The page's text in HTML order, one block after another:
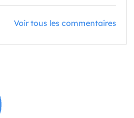
Voir tous les commentaires